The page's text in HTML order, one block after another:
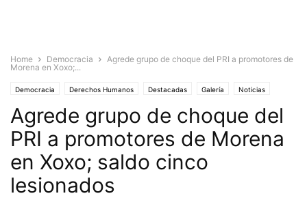
Home Democracia
Agrede grupo de choque del PRI a promotores de
Morena en Xoxo;...
Democracia Derechos Humanos Destacadas Galería Noticias
Agrede grupo de choque del
PRI a promotores de Morena
en Xoxo; saldo cinco
lesionados